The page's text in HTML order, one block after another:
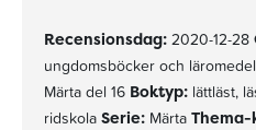
Recensionsdag: 2020-12-28
ungdomsböcker och läromedel
Märta del 16 Boktyp: lättläst,
ridskola Serie: Märta Thema-